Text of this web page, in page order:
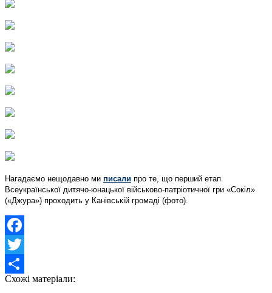
Нагадаємо нещодавно ми писали про те, що перший етап
Всеукраїнської дитячо-юнацької військово-патріотичної гри «Сокіл»
(«Джура») проходить у Канівській громаді (фото).
Facebook
Twitter
Share
Схожі матеріали: